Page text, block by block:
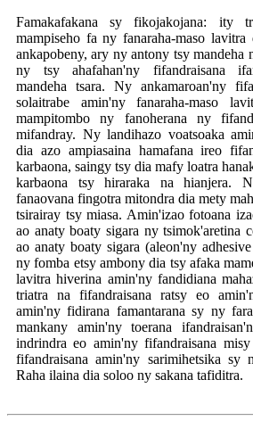
Famakafakana sy fikojakojana: ity
mampiseho fa ny fanaraha-maso lavitra
ankapobeny, ary ny antony tsy mandeha
ny tsy ahafahan'ny fifandraisana
mandeha tsara. Ny ankamaroan'ny
solaitrabe amin'ny fanaraha-maso
mampitombo ny fanoherana ny
mifandray. Ny landihazo voatsoaka
dia azo ampiasaina hamafana ireo
karbaona, saingy tsy dia mafy loatra
karbaona tsy hiraraka na hianjera.
fanaovana fingotra mitondra dia mety
tsirairay tsy miasa. Amin'izao fotoana
ao anaty boaty sigara ny tsimok'aretina
ao anaty boaty sigara (aleon'ny
ny fomba etsy ambony dia tsy afaka
lavitra hiverina amin'ny fandidiana
triatra na fifandraisana ratsy eo
amin'ny fidirana famantarana sy ny
mankany amin'ny toerana
indrindra eo amin'ny fifandraisana
fifandraisana amin'ny sarimihetsika sy
Raha ilaina dia soloo ny sakana tafiditra.